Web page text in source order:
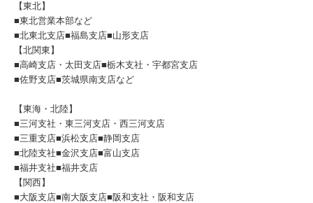
【東北】
■東北営業本部など
■北東北支店■福島支店■山形支店
【北関東】
■高崎支店・太田支店■栃木支社・宇都宮支店
■佐野支店■茨城県南支店など
【東海・北陸】
■三河支社・東三河支店・西三河支店
■三重支店■浜松支店■静岡支店
■北陸支社■金沢支店■富山支店
■福井支社■福井支店
【関西】
■大阪支店■南大阪支店■阪和支社・阪和支店